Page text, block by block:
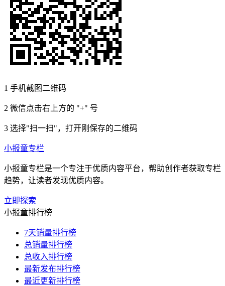
1 手机截图二维码
2 微信点击右上方的 "+" 号
3 选择"扫一扫"，打开刚保存的二维码
小报童专栏
小报童专栏是一个专注于优质内容平台，帮助创作者获取专栏
趋势，让读者发现优质内容。
立即探索
小报童排行榜
7天销量排行榜
总销量排行榜
总收入排行榜
最新发布排行榜
最近更新排行榜